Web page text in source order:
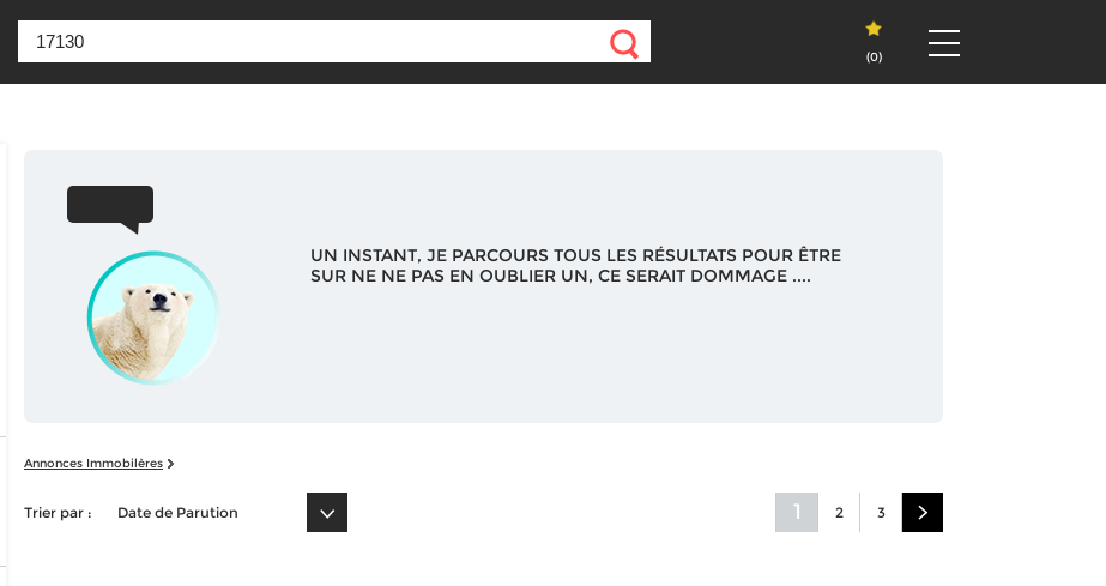
(0)
UN INSTANT, JE PARCOURS TOUS LES RÉSULTATS POUR ÊTRE
SUR NE NE PAS EN OUBLIER UN, CE SERAIT DOMMAGE ....
Annonces Immobilères
1 2 3
Trier par : Date de Parution